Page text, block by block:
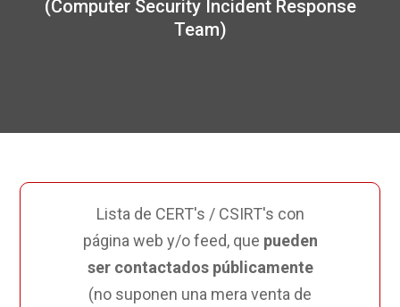
(Computer Security Incident Response
Team)
Lista de CERT's / CSIRT's con
página web y/o feed, que pueden
ser contactados públicamente
(no suponen una mera venta de